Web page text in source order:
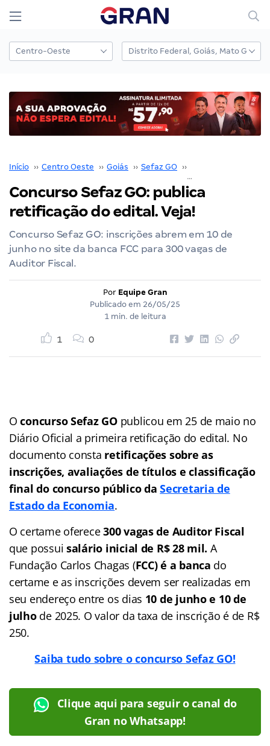
Início ›› Centro Oeste ›› Goiás ›› Sefaz GO ››
Concurso Sefaz GO: publica
retificação do edital. Veja!
Concurso Sefaz GO: inscrições abrem em 10 de
junho no site da banca FCC para 300 vagas de
Auditor Fiscal.
Por Equipe Gran
Publicado em 26/05/25
1 min. de leitura
1 0
Oconcurso Sefaz GOpublicou em 25 de maio no
Diário Oficial a primeira retificação do edital. No
documento consta retificações sobre as
inscrições, avaliações de títulos e classificação
final do concurso público daSecretaria de
Estado da Economia.
O certame oferece300 vagas de Auditor Fiscal
que possuisalário inicial de R$ 28 mil. A
Fundação Carlos Chagas (FCC) é a banca do
certame e as inscrições devem ser realizadas em
seu endereço entre os dias 10 de junho e 10 de
julhode 2025. O valor da taxa de inscrição é de R$
250.
Saiba tudo sobre o concurso Sefaz GO!
Clique aqui para seguir o canal do
Gran no Whatsapp!